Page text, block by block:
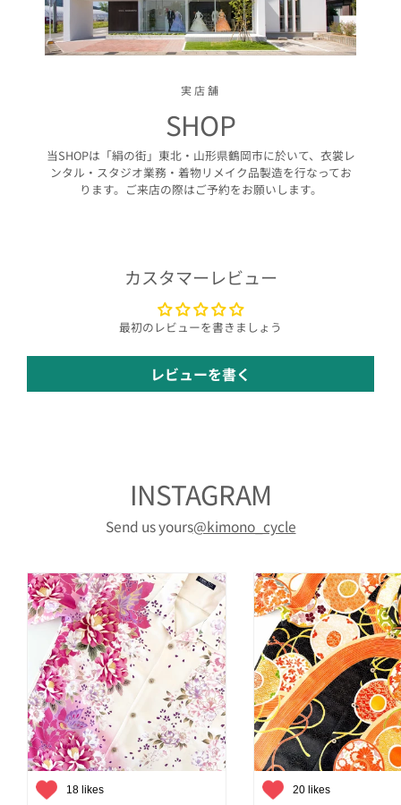
実店舗
SHOP
当SHOPは「絹の街」東北・山形県鶴岡市に於いて、衣裳レ
ンタル・スタジオ業務・着物リメイク品製造を行なってお
ります。ご来店の際はご予約をお願いします。
カスタマーレビュー
最初のレビューを書きましょう
レビューを書く
INSTAGRAM
Send us yours@kimono_cycle
18 likes 20 likes